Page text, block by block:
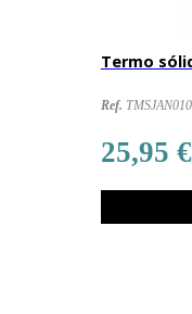
Termo
Ref.
25,95 €